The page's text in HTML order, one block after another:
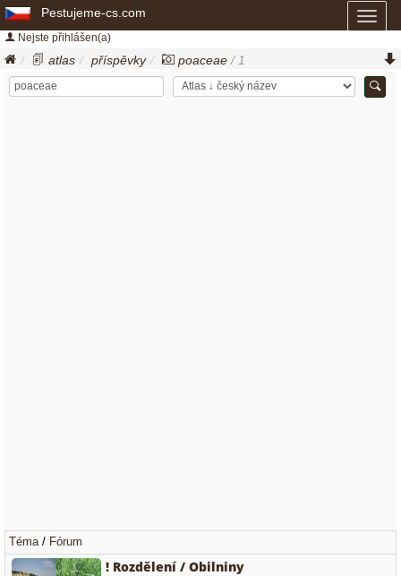
Pestujeme-cs.com
Nejste přihlášen(a)
atlas příspěvky poaceae / 1
Téma / Fórum
! Rozdělení / Obilniny